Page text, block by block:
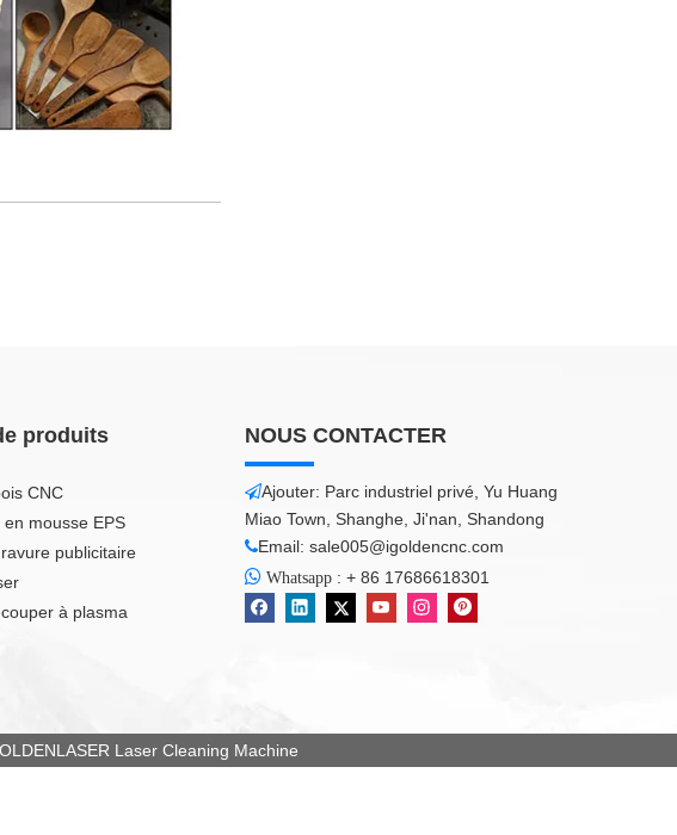
produits
CNC
mousse EPS
publicitaire
à plasma
NOUS CONTACTER
Ajouter: Parc industriel privé, Yu Huang
Miao Town, Shanghe, Ji'nan, Shandong
Email: sale005@igoldencnc.com
 Whatsapp : + 86 17686618301
Laser Cleaning Machine